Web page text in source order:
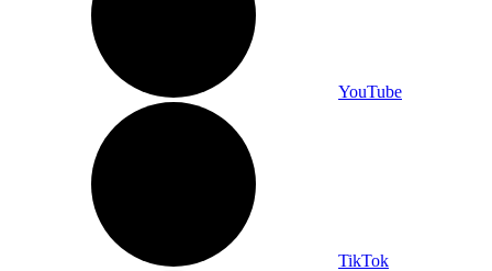
YouTube
TikTok